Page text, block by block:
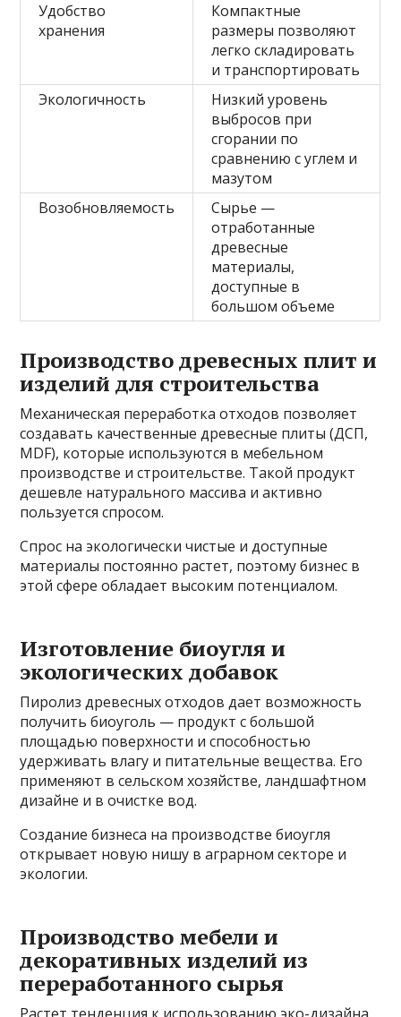
Удобство
хранения
Компактные
размеры позволяют
легко складировать
и транспортировать
Экологичность
Низкий уровень
выбросов при
сгорании по
сравнению с углем и
мазутом
Возобновляемость
Сырье —
отработанные
древесные
материалы,
доступные в
большом объеме
Производство древесных плит и
изделий для строительства
Механическая переработка отходов позволяет
создавать качественные древесные плиты (ДСП,
MDF), которые используются в мебельном
производстве и строительстве. Такой продукт
дешевле натурального массива и активно
пользуется спросом.
Спрос на экологически чистые и доступные
материалы постоянно растет, поэтому бизнес в
этой сфере обладает высоким потенциалом.
Изготовление биоугля и
экологических добавок
Пиролиз древесных отходов дает возможность
получить биоуголь — продукт с большой
площадью поверхности и способностью
удерживать влагу и питательные вещества. Его
применяют в сельском хозяйстве, ландшафтном
дизайне и в очистке вод.
Создание бизнеса на производстве биоугля
открывает новую нишу в аграрном секторе и
экологии.
Производство мебели и
декоративных изделий из
переработанного сырья